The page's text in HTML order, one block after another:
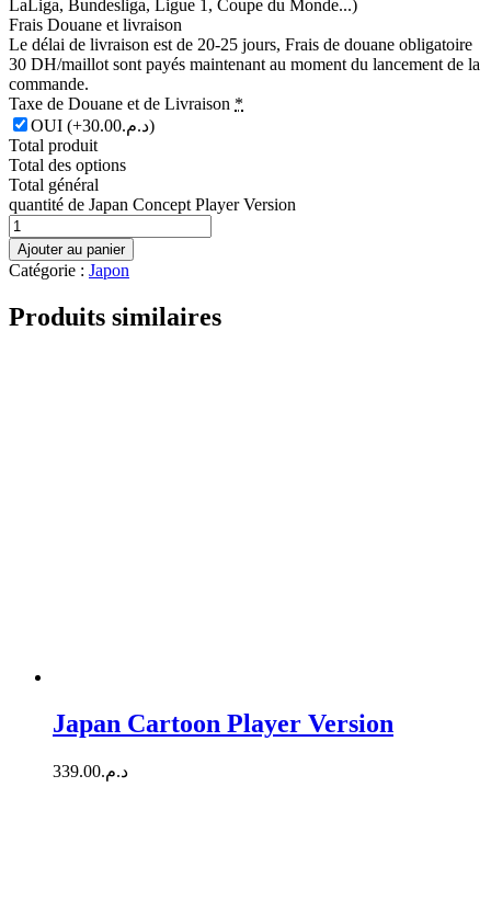
LaLiga, Bundesliga, Ligue 1, Coupe du Monde...)
Frais Douane et livraison
Le délai de livraison est de 20-25 jours, Frais de douane obligatoire
30 DH/maillot sont payés maintenant au moment du lancement de la
commande.
Taxe de Douane et de Livraison *
OUI
(+د.م.30.00)
Total produit
Total des options
Total général
quantité de Japan Concept Player Version
Ajouter au panier
Catégorie : Japon
Produits similaires
Japan Cartoon Player Version
د.م.339.00